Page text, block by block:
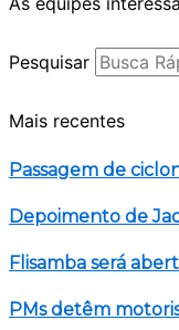
Pesquisar
Mais recentes
Passagem de
Depoimento de
Flisamba será
PMs detêm